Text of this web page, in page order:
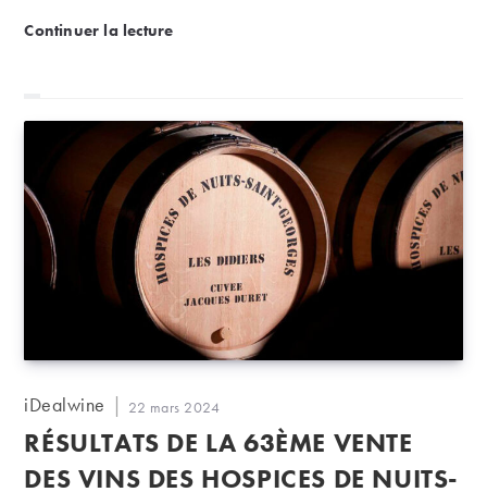
Continuer la lectureInterview BFM | La Savoie, un vignoble
Auteur/autrice
la
publication :
iDealwine
Publication
publiée :
22 mars 2024
RÉSULTATS DE LA 63ÈME VENTE
DES VINS DES HOSPICES DE NUITS-